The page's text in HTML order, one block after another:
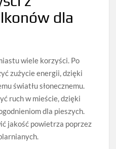
dla
wiele korzyści. Po
zużycie energii, dzięki
światłu słonecznemu.
ruch w mieście, dzięki
dla pieszych.
jakość powietrza poprzez